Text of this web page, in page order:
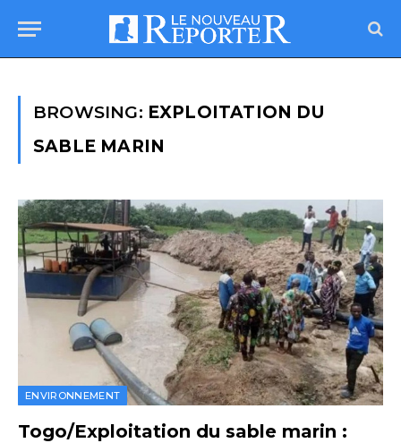
BROWSING: EXPLOITATION DU
SABLE MARIN
ENVIRONNEMENT
Togo/Exploitation du sable marin :